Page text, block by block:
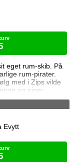
eget rum-skib. På
rum-pirater.
med i Zips vilde
og piger.
Evytt